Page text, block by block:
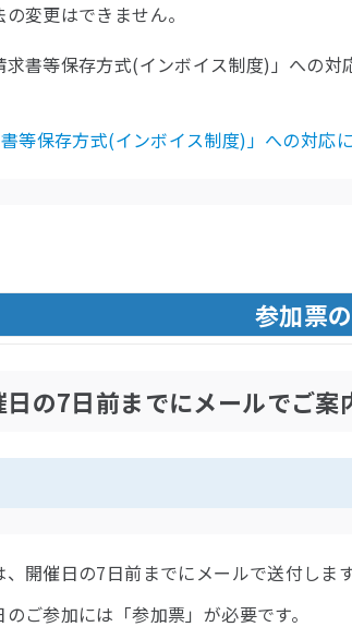
変更はできません。
求書等保存⽅式(インボイス制度)」への
書等保存方式(インボイス制度)」への対応
参加票
の7日前までにメールでご案
、開催日の7日前までにメールで送付しま
ご参加には「参加票」が必要です。